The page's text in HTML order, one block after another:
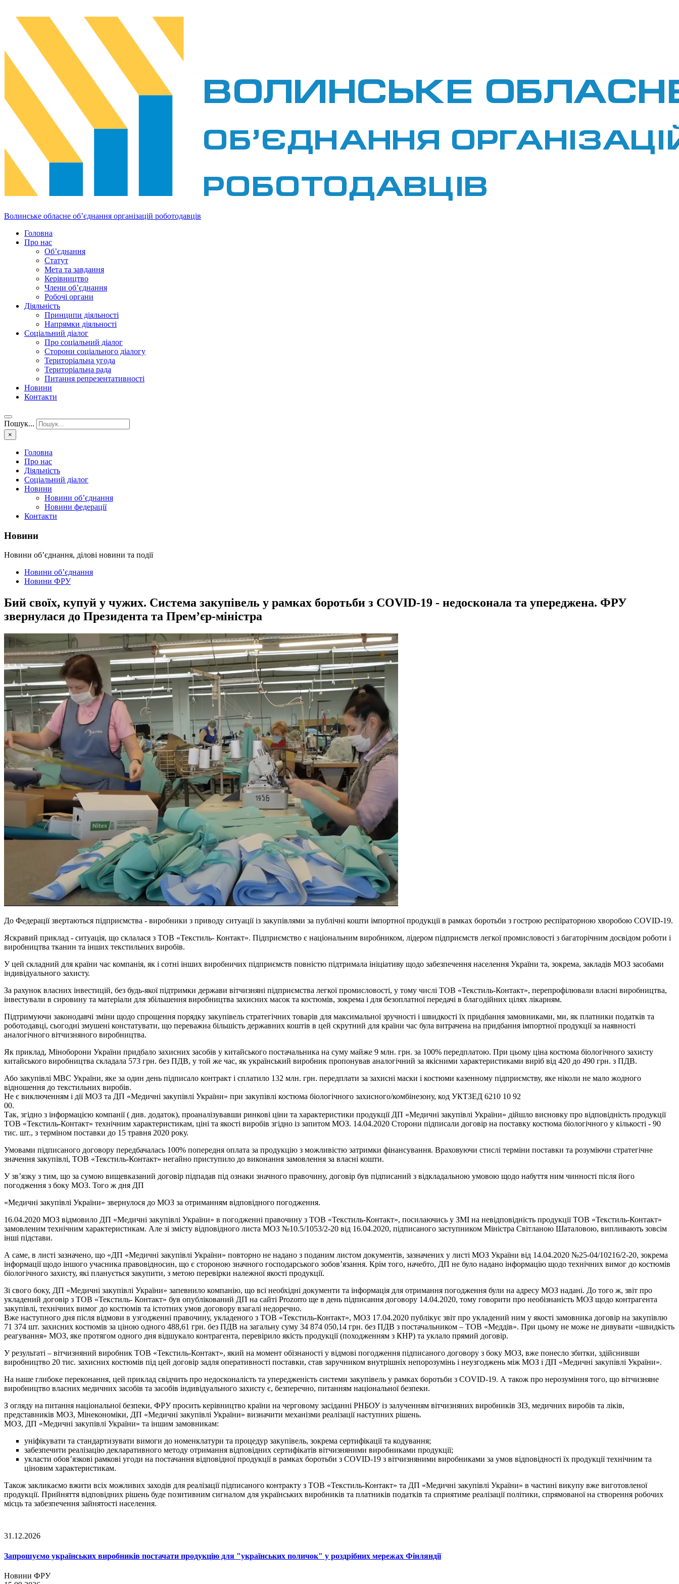
Волинське обласне об’єднання організацій роботодавців
Головна
Про нас
Об’єднання
Статут
Мета та завдання
Керівництво
Члени об’єднання
Робочі органи
Діяльність
Принципи діяльності
Напрямки діяльності
Соціальний діалог
Про соціальний діалог
Сторони соціального діалогу
Територіальна угода
Територіальна рада
Питання репрезентативності
Новини
Контакти
Пошук...
×
Головна
Про нас
Діяльність
Соціальний діалог
Новини
Новини об’єднання
Новини федерації
Контакти
Новини
Новини об’єднання, ділові новини та події
Новини об’єднання
Новини ФРУ
Бий своїх, купуй у чужих. Система закупівель у рамках боротьби з COVID-19 - недосконала та упереджена. ФРУ
звернулася до Президента та Прем’єр-міністра
До Федерації звертаються підприємства - виробники з приводу ситуації із закупівлями за публічні кошти імпортної продукції в рамках боротьби з гострою респіраторною хворобою COVID-19.
Яскравий приклад - ситуація, що склалася з ТОВ «Текстиль- Контакт». Підприємство є національним виробником, лідером підприємств легкої промисловості з багаторічним досвідом роботи і
виробництва тканин та інших текстильних виробів.
У цей складний для країни час компанія, як і сотні інших виробничих підприємств повністю підтримала ініціативу щодо забезпечення населення України та, зокрема, закладів МОЗ засобами
індивідуального захисту.
За рахунок власних інвестицій, без будь-якої підтримки держави вітчизняні підприємства легкої промисловості, у тому числі ТОВ «Текстиль-Контакт», перепрофілювали власні виробництва,
інвестували в сировину та матеріали для збільшення виробництва захисних масок та костюмів, зокрема і для безоплатної передачі в благодійних цілях лікарням.
Підтримуючи законодавчі зміни щодо спрощення порядку закупівель стратегічних товарів для максимальної зручності і швидкості їх придбання замовниками, ми, як платники податків та
роботодавці, сьогодні змушені констатувати, що переважна більшість державних коштів в цей скрутний для країни час була витрачена на придбання імпортної продукції за наявності
аналогічного вітчизняного виробництва.
Як приклад, Міноборони України придбало захисних засобів у китайського постачальника на суму майже 9 млн. грн. за 100% передплатою. При цьому ціна костюма біологічного захисту
китайського виробництва складала 573 грн. без ПДВ, у той же час, як український виробник пропонував аналогічний за якісними характеристиками виріб від 420 до 490 грн. з ПДВ.
Або закупівлі МВС України, яке за один день підписало контракт і сплатило 132 млн. грн. передплати за захисні маски і костюми казенному підприємству, яке ніколи не мало жодного
відношення до текстильних виробів.
Не є виключенням і дії МОЗ та ДП «Медичні закупівлі України» при закупівлі костюма біологічного захисного/комбінезону, код УКТЗЕД 6210 10 92
00.
Так, згідно з інформацією компанії ( див. додаток), проаналізувавши ринкові ціни та характеристики продукції ДП «Медичні закупівлі України» дійшло висновку про відповідність продукції
ТОВ «Текстиль-Контакт» технічним характеристикам, ціні та якості виробів згідно із запитом МОЗ. 14.04.2020 Сторони підписали договір на поставку костюма біологічного у кількості - 90
тис. шт., з терміном поставки до 15 травня 2020 року.
Умовами підписаного договору передбачалась 100% попередня оплата за продукцію з можливістю затримки фінансування. Враховуючи стислі терміни поставки та розуміючи стратегічне
значення закупівлі, ТОВ «Текстиль-Контакт» негайно приступило до виконання замовлення за власні кошти.
У зв’язку з тим, що за сумою вищевказаний договір підпадав під ознаки значного правочину, договір був підписаний з відкладальною умовою щодо набуття ним чинності після його
погодження з боку МОЗ. Того ж дня ДП
«Медичні закупівлі України» звернулося до МОЗ за отриманням відповідного погодження.
16.04.2020 МОЗ відмовило ДП «Медичні закупівлі України» в погодженні правочину з ТОВ «Текстиль-Контакт», посилаючись у ЗМІ на невідповідність продукції ТОВ «Текстиль-Контакт»
замовленим технічним характеристикам. Але зі змісту відповідного листа МОЗ №10.5/1053/2-20 від 16.04.2020, підписаного заступником Міністра Світланою Шаталовою, випливають зовсім
інші підстави.
А саме, в листі зазначено, що «ДП «Медичні закупівлі України» повторно не надано з поданим листом документів, зазначених у листі МОЗ України від 14.04.2020 №25-04/10216/2-20, зокрема
інформації щодо іншого учасника правовідносин, що є стороною значного господарського зобов’язання. Крім того, начебто, ДП не було надано інформацію щодо технічних вимог до костюмів
біологічного захисту, які планується закупити, з метою перевірки належної якості продукції.
Зі свого боку, ДП «Медичні закупівлі України» запевнило компанію, що всі необхідні документи та інформація для отримання погодження були на адресу МОЗ надані. До того ж, звіт про
укладений договір з ТОВ «Текстиль- Контакт» був опублікований ДП на сайті Prozorro ще в день підписання договору 14.04.2020, тому говорити про необізнаність МОЗ щодо контрагента
закупівлі, технічних вимог до костюмів та істотних умов договору взагалі недоречно.
Вже наступного дня після відмови в узгодженні правочину, укладеного з ТОВ «Текстиль-Контакт», МОЗ 17.04.2020 публікує звіт про укладений ним у якості замовника договір на закупівлю
71 374 шт. захисних костюмів за ціною одного 488,61 грн. без ПДВ на загальну суму 34 874 050,14 грн. без ПДВ з постачальником – ТОВ «Меддів». При цьому не може не дивувати «швидкість
реагування» МОЗ, яке протягом одного дня відшукало контрагента, перевірило якість продукції (походженням з КНР) та уклало прямий договір.
У результаті – вітчизняний виробник ТОВ «Текстиль-Контакт», який на момент обізнаності у відмові погодження підписаного договору з боку МОЗ, вже понесло збитки, здійснивши
виробництво 20 тис. захисних костюмів під цей договір задля оперативності поставки, став заручником внутрішніх непорозумінь і неузгоджень між МОЗ і ДП «Медичні закупівлі України».
На наше глибоке переконання, цей приклад свідчить про недосконалість та упередженість системи закупівель у рамках боротьби з COVID-19. А також про нерозуміння того, що вітчизняне
виробництво власних медичних засобів та засобів індивідуального захисту є, безперечно, питанням національної безпеки.
З огляду на питання національної безпеки, ФРУ просить керівництво країни на черговому засіданні РНБОУ із залученням вітчизняних виробників ЗІЗ, медичних виробів та ліків,
представників МОЗ, Мінекономіки, ДП «Медичні закупівлі України» визначити механізми реалізації наступних рішень.
МОЗ, ДП «Медичні закупівлі України» та іншим замовникам:
уніфікувати та стандартизувати вимоги до номенклатури та процедур закупівель, зокрема сертифікації та кодування;
забезпечити реалізацію декларативного методу отримання відповідних сертифікатів вітчизняними виробниками продукції;
укласти обов’язкові рамкові угоди на постачання відповідної продукції в рамках боротьби з COVID-19 з вітчизняними виробниками за умов відповідності їх продукції технічним та
ціновим характеристикам.
Також закликаємо вжити всіх можливих заходів для реалізації підписаного контракту з ТОВ «Текстиль-Контакт» та ДП «Медичні закупівлі України» в частині викупу вже виготовленої
продукції. Прийняття відповідних рішень буде позитивним сигналом для українських виробників та платників податків та сприятиме реалізації політики, спрямованої на створення робочих
місць та забезпечення зайнятості населення.
31.12.2026
Запрошуємо українських виробників постачати продукцію для "українських поличок" у роздрібних мережах Фінляндії
Новини ФРУ